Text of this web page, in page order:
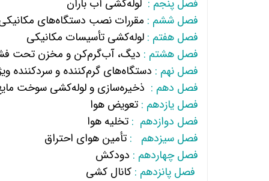
فصل پنجم : لوله‌کشی آب باران
فصل ششم : مقررات نصب دستگاه‌های
فصل هفتم : لوله‌کشی تأسیسات مکانیکی
فصل هشتم : دیگ، آب‌گرم‌کن و مخزن تحت
فصل نهم : دستگاه‌های گرم‌کننده و سردکننده
فصل دهم : ذخیره‌سازی و لوله‌کشی سوخت
فصل یازدهم : تعویض هوا
فصل دوازدهم : تخلیه هوا
فصل سیزدهم : تأمین هوای احتراق
فصل چهاردهم : دودکش
فصل پانزدهم : کانال کشی